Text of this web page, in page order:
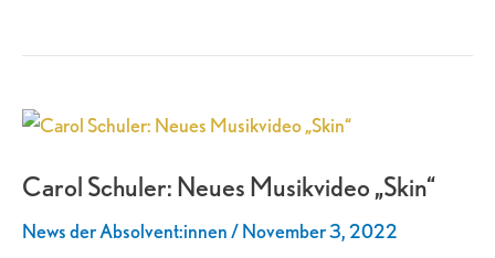
Carol Schuler: Neues Musikvideo „Skin“
News der Absolvent:innen/November 3, 2022
Carol
Neues